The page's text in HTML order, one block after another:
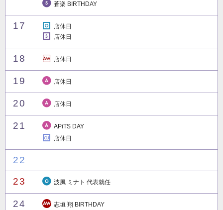
蒼楽 BIRTHDAY
17
店休日
店休日
18 店休日
19 店休日
20 店休日
21
APiTS DAY
店休日
22
23 波風 ミナト 代表就任
24
志垣 翔 BIRTHDAY